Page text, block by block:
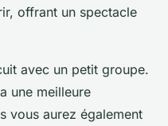
offrant un spectacle
avec un petit groupe.
une meilleure
vous aurez également